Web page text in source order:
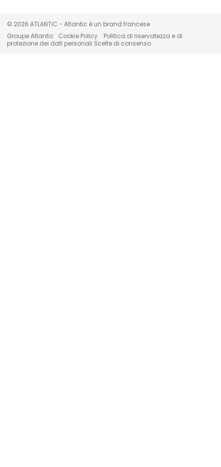
© 2026 ATLANTIC - Atlantic è un brand francese
Groupe Atlantic
Cookie Policy
Politica di riservatezza e di
protezione dei dati personali Scelte di consenso